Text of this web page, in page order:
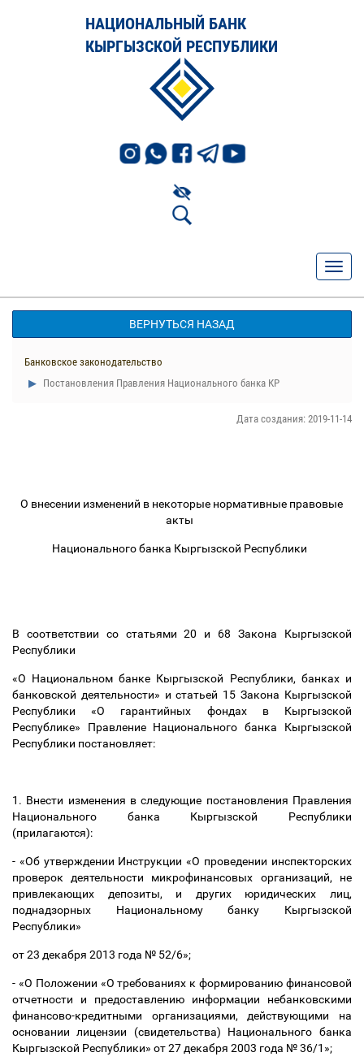
НАЦИОНАЛЬНЫЙ БАНК
КЫРГЫЗСКОЙ РЕСПУБЛИКИ
ВЕРНУТЬСЯ НАЗАД
Банковское законодательство
Постановления Правления Национального банка КР
Дата создания: 2019-11-14
О внесении изменений в некоторые нормативные правовые
акты
Национального банка Кыргызской Республики
В соответствии со статьями 20 и 68 Закона Кыргызской
Республики
«О Национальном банке Кыргызской Республики, банках и
банковской деятельности» и статьей 15 Закона Кыргызской
Республики «О гарантийных фондах в Кыргызской
Республике» Правление Национального банка Кыргызской
Республики постановляет:
1. Внести изменения в следующие постановления Правления
Национального банка Кыргызской Республики
(прилагаются):
- «Об утверждении Инструкции «О проведении инспекторских
проверок деятельности микрофинансовых организаций, не
привлекающих депозиты, и других юридических лиц,
поднадзорных Национальному банку Кыргызской
Республики»
от 23 декабря 2013 года № 52/6»;
- «О Положении «О требованиях к формированию финансовой
отчетности и предоставлению информации небанковскими
финансово-кредитными организациями, действующими на
основании лицензии (свидетельства) Национального банка
Кыргызской Республики» от 27 декабря 2003 года № 36/1»;